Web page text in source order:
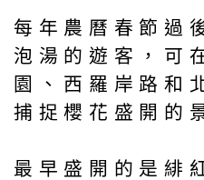
每年農曆春節過
泡湯的遊客，可
園、西羅岸路和
捕捉櫻花盛開的
最早盛開的是緋